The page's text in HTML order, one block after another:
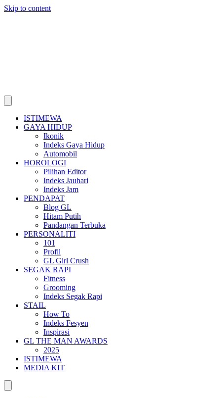
Skip to content
ISTIMEWA
GAYA HIDUP
Ikonik
Indeks Gaya Hidup
Automobil
HOROLOGI
Pilihan Editor
Indeks Jauhari
Indeks Jam
PENDAPAT
Blog GL
Hitam Putih
Pandangan Terbuka
PERSONALITI
101
Profil
GL Girl Crush
SEGAK RAPI
Fitness
Grooming
Indeks Segak Rapi
STAIL
How To
Indeks Fesyen
Inspirasi
GL THE MAN AWARDS
2025
ISTIMEWA
MEDIA KIT